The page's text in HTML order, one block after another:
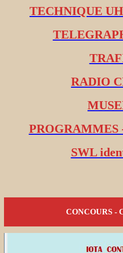
TECHNIQUE
RADIO
SWL
CONCOURS -